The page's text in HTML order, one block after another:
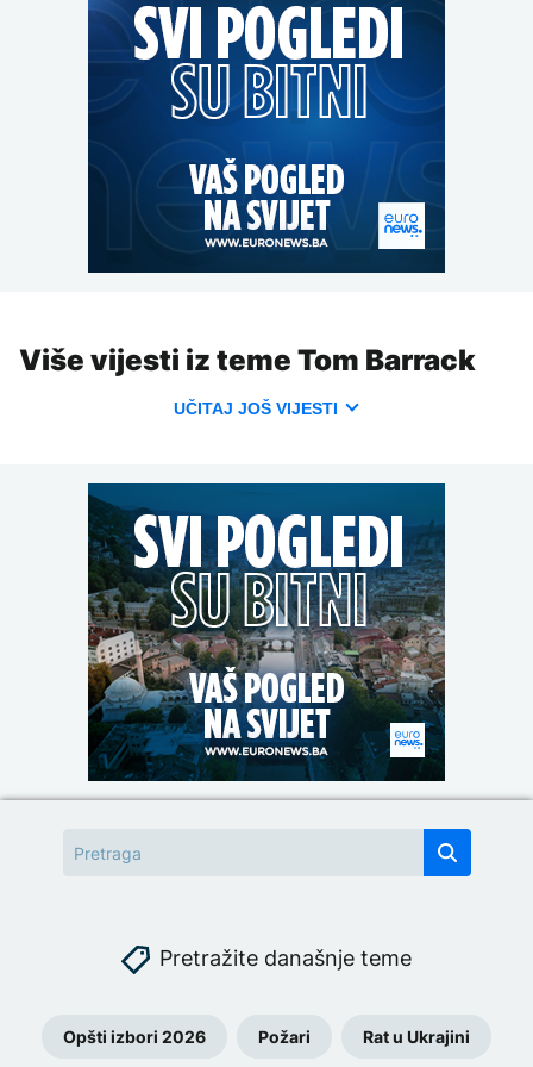
Više vijesti iz teme Tom Barrack
UČITAJ JOŠ VIJESTI
Pretražite današnje teme
Opšti izbori 2026 Požari Rat u Ukrajini